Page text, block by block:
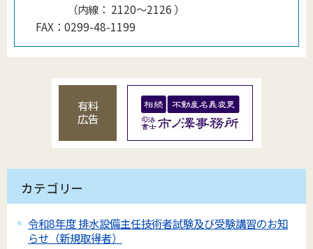
（内線 ： 2120〜2126 ）
FAX： 0299-48-1199
有料
広告
カテゴリー
令和8年度 排水設備主任技術者試験及び受験講習のお知
らせ（新規取得者）